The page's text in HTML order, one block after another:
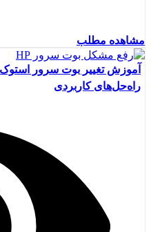
مشاهده مطلب
راه‌حل‌های کاربردی